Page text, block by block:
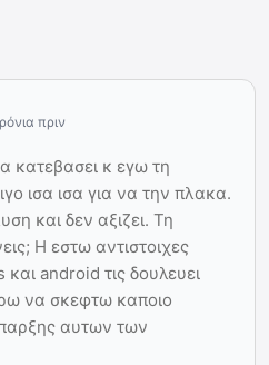
πριν
κατεβασει κ εγω τη
ισα ισα για να την πλακα.
και δεν αξιζει. Τη
Η εστω αντιστοιχες
android τις δουλευει
να σκεφτω καποιο
αυτων των